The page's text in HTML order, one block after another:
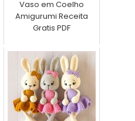
Vaso em Coelho
Amigurumi Receita
Gratis PDF